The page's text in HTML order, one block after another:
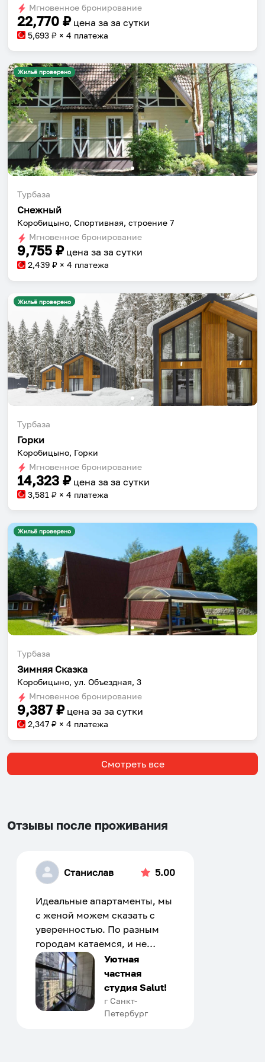
dates.
dates.
Мгновенное бронирование
22,770 ₽ цена за за сутки
5,693 ₽ × 4 платежа
Жильё проверено
Турбаза
Снежный
Коробицыно, Спортивная, строение 7
Мгновенное бронирование
9,755 ₽ цена за за сутки
2,439 ₽ × 4 платежа
Жильё проверено
Турбаза
Горки
Коробицыно, Горки
Мгновенное бронирование
14,323 ₽ цена за за сутки
3,581 ₽ × 4 платежа
Жильё проверено
Турбаза
Зимняя Сказка
Коробицыно, ул. Объездная, 3
Мгновенное бронирование
9,387 ₽ цена за за сутки
2,347 ₽ × 4 платежа
Смотреть все
Отзывы после проживания
Станислав 5.00
Идеальные апартаменты, мы
с женой можем сказать с
уверенностью. По разным
городам катаемся, и не
только в России. Сервис на
отличном уровне. Хозяин
апартаментов доброй души
человек, всегда можно
договориться, подскажет
Уютная
частная
студия Salut!
г Санкт-
Петербург